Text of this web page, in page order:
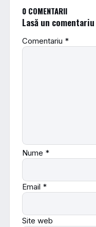
0 COMENTARII
Lasă un comentariu
Comentariu *
Nume *
Email *
Site web